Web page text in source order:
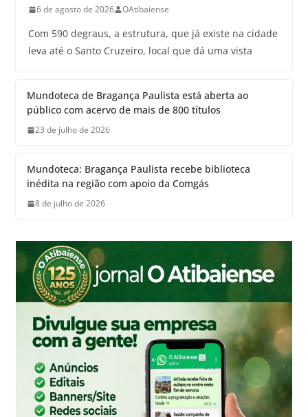
6 de agosto de 2026 OAtibaiense
Com 590 degraus, a estrutura, que já existe na cidade
leva até o Santo Cruzeiro, local que dá uma vista
Mundoteca de Bragança Paulista está aberta ao
público com acervo de mais de 800 títulos
23 de julho de 2026
Mundoteca: Bragança Paulista recebe biblioteca
inédita na região com apoio da Comgás
8 de julho de 2026